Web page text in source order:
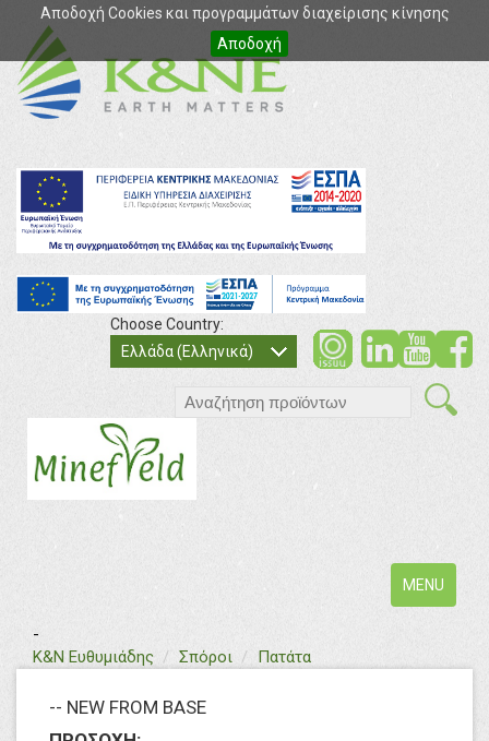
Αποδοχή Cookies και προγραμμάτων διαχείρισης κίνησης
Αποδοχή
Choose Country:
Ελλάδα (Ελληνικά)
Toggle
navigation
MENU
-
Κ&Ν Ευθυμιάδης textΣπόροι Πατάτα
-- NEW FROM BASE